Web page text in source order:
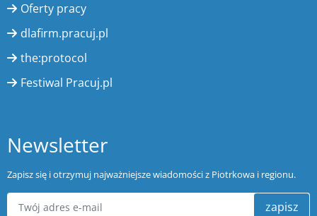
Oferty pracy
dlafirm.pracuj.pl
the:protocol
Festiwal Pracuj.pl
Newsletter
Zapisz się i otrzymuj najważniejsze wiadomości z Piotrkowa i regionu.
zapisz